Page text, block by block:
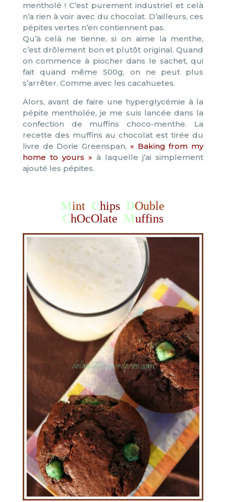
mentholé ! C’est purement industriel et celà
n’a rien à voir avec du chocolat. D’ailleurs, ces
pépites vertes n’en contiennent pas.
Qu’à celà ne tienne, si on aime la menthe,
c’est drôlement bon et plutôt original. Quand
on commence à piocher dans le sachet, qui
fait quand même 500g, on ne peut plus
s’arrêter. Comme avec les cacahuetes.
Alors, avant de faire une hyperglycémie à la
pépite mentholée, je me suis lancée dans la
confection de muffins choco-menthe. La
recette des muffins au chocolat est tirée du
livre de Dorie Greenspan, « Baking from my
home to yours » à laquelle j’ai simplement
ajouté les pépites.
Mint ChipsDOuble
ChOcOlate Muffins